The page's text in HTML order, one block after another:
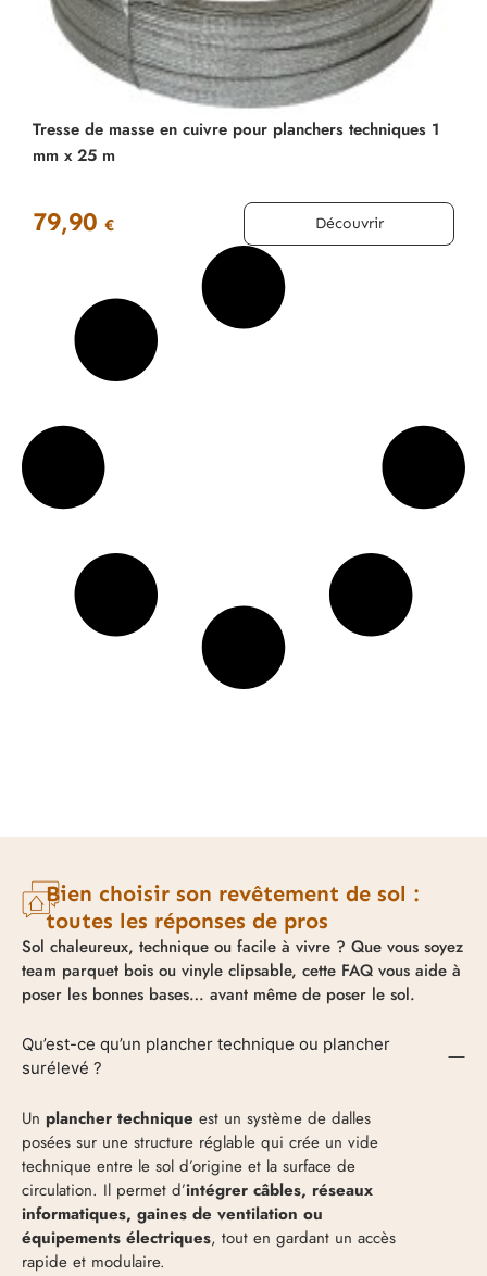
Tresse de masse en cuivre pour planchers techniques 1
mm x 25 m
79,90 € Découvrir
Bien choisir son revêtement de sol :
toutes les réponses de pros
Sol chaleureux, technique ou facile à vivre ? Que vous soyez
team parquet bois ou vinyle clipsable, cette FAQ vous aide à
poser les bonnes bases… avant même de poser le sol.
Qu’est-ce qu’un plancher technique ou plancher
surélevé ?
Un plancher technique est un système de dalles
posées sur une structure réglable qui crée un vide
technique entre le sol d’origine et la surface de
circulation. Il permet d’intégrer câbles, réseaux
informatiques, gaines de ventilation ou
équipements électriques, tout en gardant un accès
rapide et modulaire.